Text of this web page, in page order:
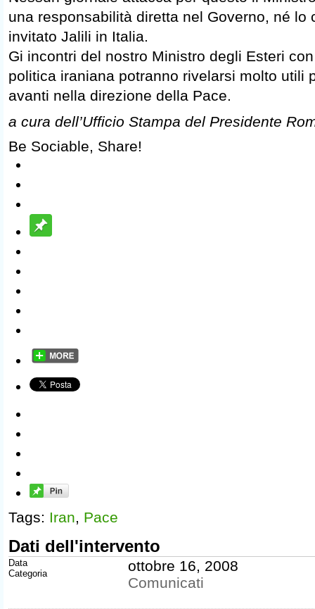
una responsabilità diretta nel Governo, né lo
invitato Jalili in Italia.
Gi incontri del nostro Ministro degli Esteri
politica iraniana potranno rivelarsi molto utili
avanti nella direzione della Pace.
a cura dell’Ufficio Stampa del Presidente
Be Sociable, Share!
Tags: Iran, Pace
Dati dell'intervento
Data
Categoria
ottobre 16, 2008
Comunicati